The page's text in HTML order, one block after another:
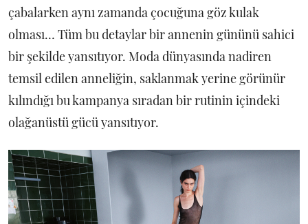
çabalarken aynı zamanda çocuğuna göz kulak
olması… Tüm bu detaylar bir annenin gününü sahici
bir şekilde yansıtıyor. Moda dünyasında nadiren
temsil edilen anneliğin, saklanmak yerine görünür
kılındığı bu kampanya sıradan bir rutinin içindeki
olağanüstü gücü yansıtıyor.